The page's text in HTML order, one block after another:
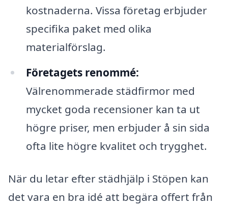
kostnaderna. Vissa företag erbjuder
specifika paket med olika
materialförslag.
Företagets renommé:
Välrenommerade städfirmor med
mycket goda recensioner kan ta ut
högre priser, men erbjuder å sin sida
ofta lite högre kvalitet och trygghet.
När du letar efter städhjälp i Stöpen kan
det vara en bra idé att begära offert från